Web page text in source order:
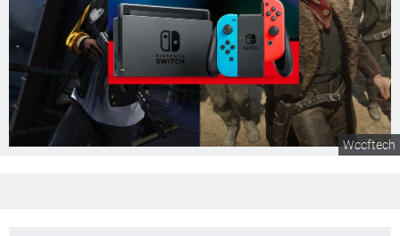
Wccftech